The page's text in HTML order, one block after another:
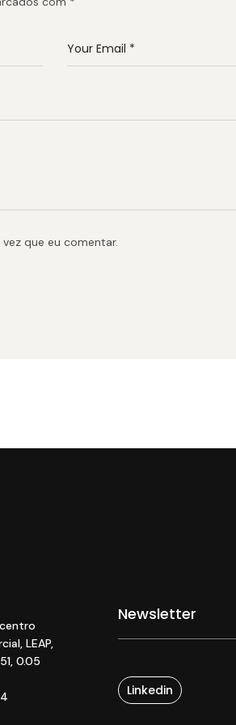
que eu comentar.
, LEAP,
,0.05
Linkedin